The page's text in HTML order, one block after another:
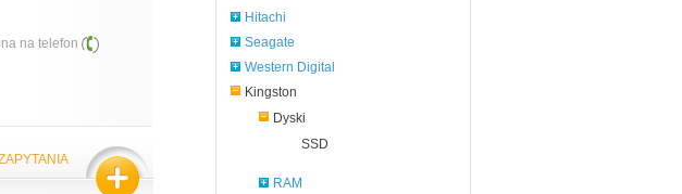
Hitachi
Seagate
Western Digital
Kingston
Dyski
SSD
RAM
na telefon